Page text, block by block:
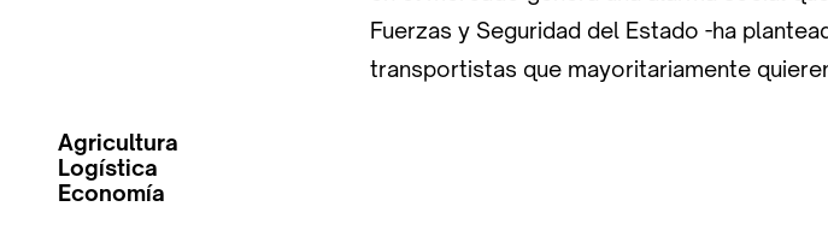
Fuerzas y Seguridad del Estado -ha
transportistas que mayoritariamente
Agricultura
Logística
Economía